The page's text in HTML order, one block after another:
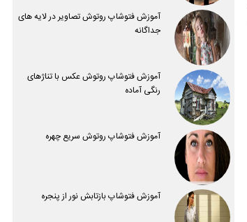
آموزش فتوشاپ روتوش تصاویر در لایه های
جداگانه
آموزش فتوشاپ روتوش عکس با تناژهای
رنگی آماده
آموزش فتوشاپ روتوش سریع چهره
آموزش فتوشاپ بازتابش نور از پنجره